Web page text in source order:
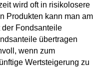
wird oft in risikolosere
Produkten kann man am
der Fondsanteile
übertragen
wenn zum
Wertsteigerung zu